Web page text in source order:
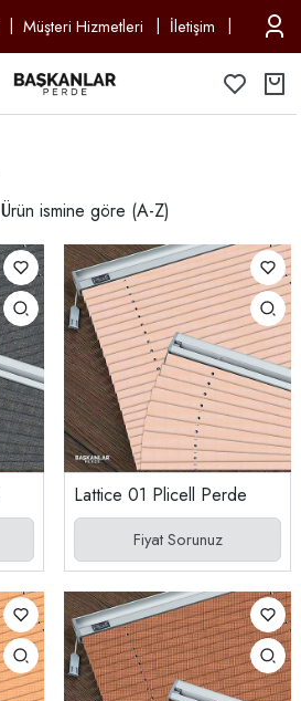
Müşteri Hizmetleri İletişim
Ürün ismine göre (A-Z)
Lattice 01 Plicell Perde
Fiyat Sorunuz